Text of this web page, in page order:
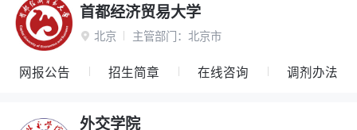
首都经济贸易大学
 北京 主管部门： 北京市
网报公告 招生简章 在线咨询 调剂办法
外交学院